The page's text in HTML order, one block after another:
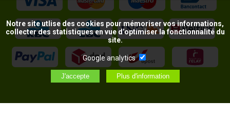
Notre site utlise des cookies pour mémoriser vos informations,
collecter des statistiques en vue d’optimiser la fonctionnalité du
site.
Google analytics